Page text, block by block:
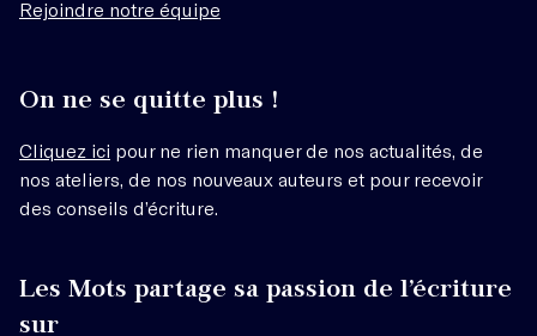
Rejoindre notre équipe
On ne se quitte plus !
Cliquez ici pour ne rien manquer de nos actualités, de
nos ateliers, de nos nouveaux auteurs et pour recevoir
des conseils d’écriture.
Les Mots partage sa passion de l’écriture
sur